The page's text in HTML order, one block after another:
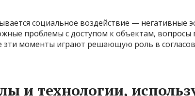
социальное воздействие — негативные
проблемы с доступом к объектам, вопросы
эти моменты играют решающую роль в
и технологии,